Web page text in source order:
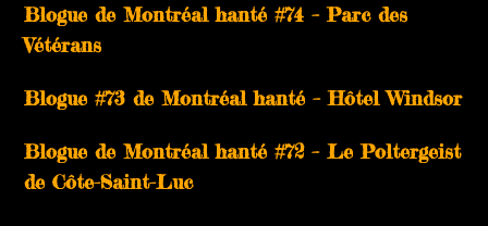
Blogue de Montréal hanté #74 – Parc des
Vétérans
Blogue #73 de Montréal hanté – Hôtel Windsor
Blogue de Montréal hanté #72 – Le Poltergeist
de Côte-Saint-Luc